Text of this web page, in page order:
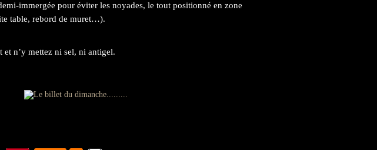
immergée pour éviter les noyades, le tout positionné en zone
table, rebord de muret…).
et n’y mettez ni sel, ni antigel.